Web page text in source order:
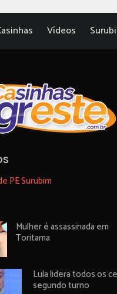
Vídeos
PE Surubim
Mulher é assassinada em
Toritama
Lula lidera todos os
segundo turno